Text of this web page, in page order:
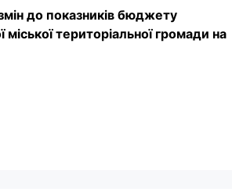
до показників бюджету
територіальної громади на